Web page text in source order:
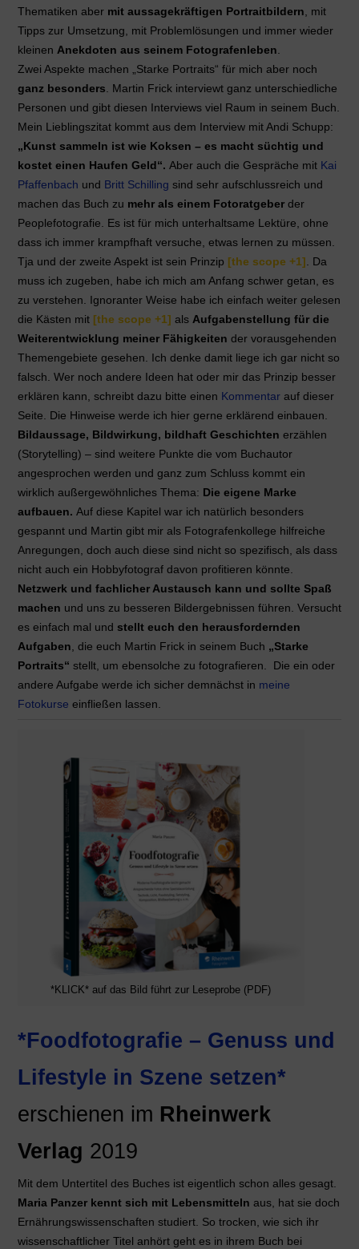
Thematiken aber mit aussagekräftigen Portraitbildern , mit
Tipps zur Umsetzung, mit Problemlösungen und immer wieder
kleinen Anekdoten aus seinem Fotografenleben
Zwei Aspekte machen „Starke Portraits“ für mich aber noch
ganz besonders . Martin Frick interviewt ganz unterschiedliche
Personen und gibt diesen Interviews viel Raum in seinem Buch.
Mein Lieblingszitat kommt aus dem Interview mit Andi Schupp:
„Kunst sammeln ist wie Koksen – es macht süchtig und
kostet einen Haufen Geld“. Aber auch die Gespräche mit Kai
Pfaffenbach und Britt Schilling sind sehr aufschlussreich und
machen das Buch zu mehr als einem Fotoratgeberder
Peoplefotografie. Es ist für mich unterhaltsame Lektüre, ohne
dass ich immer krampfhaft versuche, etwas lernen zu müssen.
Tja und der zweite Aspekt ist sein Prinzip [the scope +1] . Da
muss ich zugeben, habe ich mich am Anfang schwer getan, es
zu verstehen. Ignoranter Weise habe ich einfach weiter gelesen
die Kästen mit [the scope +1] als Aufgabenstellung für die
Weiterentwicklung meiner Fähigkeiten der vorausgehenden
Themengebiete gesehen. Ich denke damit liege ich gar nicht so
falsch. Wer noch andere Ideen hat oder mir das Prinzip besser
erklären kann, schreibt dazu bitte einen Kommentarauf dieser
Seite. Die Hinweise werde ich hier gerne erklärend einbauen.
Bildaussage, Bildwirkung, bildhaft Geschichten erzählen
(Storytelling) – sind weitere Punkte die vom Buchautor
angesprochen werden und ganz zum Schluss kommt ein
wirklich außergewöhnliches Thema: Die eigene Marke
aufbauen. Auf diese Kapitel war ich natürlich besonders
gespannt und Martin gibt mir als Fotografenkollege hilfreiche
Anregungen, doch auch diese sind nicht so spezifisch, als dass
nicht auch ein Hobbyfotograf davon profitieren könnte.
Netzwerk und fachlicher Austausch kann und sollte Spaß
machen und uns zu besseren Bildergebnissen führen. Versucht
es einfach mal und stellt euch den herausfordernden
Aufgaben , die euch Martin Frick in seinem Buch „Starke
Portraits“ stellt, um ebensolche zu fotografieren. Die ein oder
andere Aufgabe werde ich sicher demnächst in meine
Fotokurse einfließen lassen.
*KLICK* auf das Bild führt zur Leseprobe (PDF)
*Foodfotografie – Genuss und
Lifestyle in Szene setzen*
erschienen im Rheinwerk
Verlag 2019
Mit dem Untertitel des Buches ist eigentlich schon alles gesagt.
Maria Panzer kennt sich mit Lebensmitteln aus, hat sie doch
Ernährungswissenschaften studiert. So trocken, wie sich ihr
wissenschaftlicher Titel anhört geht es in ihrem Buch bei